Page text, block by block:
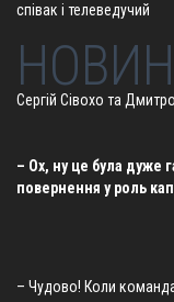
спiвак i телеведучий
Сергій Сівохо та
– Ох, ну це була дуже
повернення у роль
– Чудово! Коли